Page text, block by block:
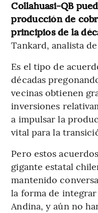
Collahuasi-QB
producción de
principios de la
Tankard, analista de
Es el tipo de
décadas
vecinas obtienen
inversiones
a impulsar la
vital para la
Pero estos
gigante estatal
mantenido
la forma de
Andina, y aún no